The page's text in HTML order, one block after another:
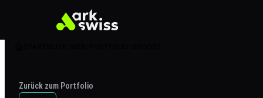
Zurück zum Portfolio